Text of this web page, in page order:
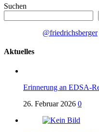
Suchen
@friedrichsberger
Aktuelles
Erinnerung an EDSA-
26. Februar 2026 0